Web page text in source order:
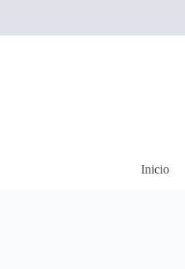
Inicio